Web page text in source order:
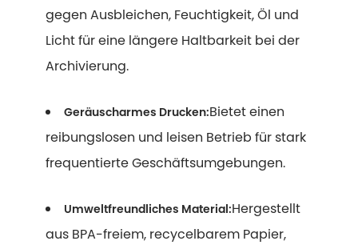
gegen Ausbleichen, Feuchtigkeit, Öl und
Licht für eine längere Haltbarkeit bei der
Archivierung.
Geräuscharmes Drucken:Bietet einen
reibungslosen und leisen Betrieb für stark
frequentierte Geschäftsumgebungen.
Umweltfreundliches Material:Hergestellt
aus BPA-freiem, recycelbarem Papier,